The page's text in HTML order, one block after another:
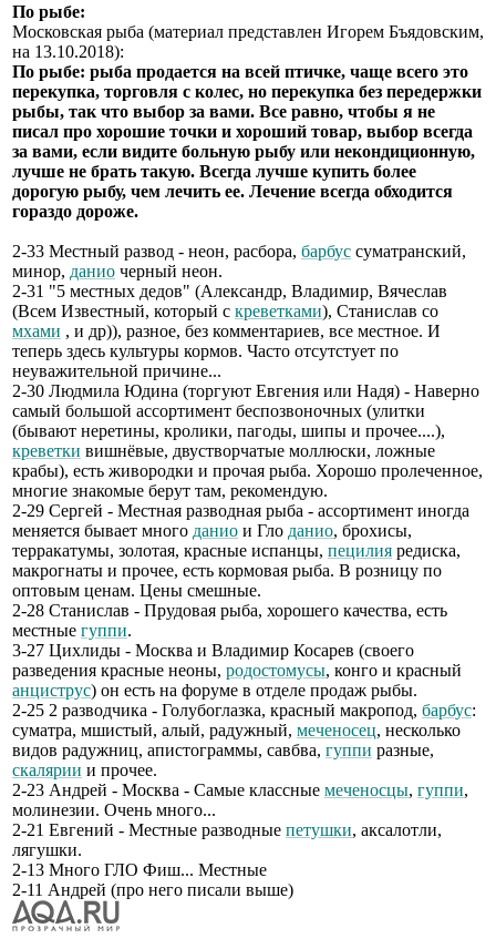
По рыбе:
Московская рыба (материал представлен Игорем Бъядовским,
на 13.10.2018):
По рыбе: рыба продается на всей птичке, чаще всего это
перекупка, торговля с колес, но перекупка без передержки
рыбы, так что выбор за вами. Все равно, чтобы я не
писал про хорошие точки и хороший товар, выбор всегда
за вами, если видите больную рыбу или некондиционную,
лучше не брать такую. Всегда лучше купить более
дорогую рыбу, чем лечить ее. Лечение всегда обходится
гораздо дороже.
2-33 Местный развод - неон, расбора, барбус суматранский,
минор, данио черный неон.
2-31 "5 местных дедов" (Александр, Владимир, Вячеслав
(Всем Известный, который с креветками), Станислав со
мхами , и др)), разное, без комментариев, все местное. И
теперь здесь культуры кормов. Часто отсутстует по
неуважительной причине...
2-30 Людмила Юдина (торгуют Евгения или Надя) - Наверно
самый большой ассортимент беспозвоночных (улитки
(бывают неретины, кролики, пагоды, шипы и прочее....),
креветки вишнёвые, двустворчатые моллюски, ложные
крабы), есть живородки и прочая рыба. Хорошо пролеченное,
многие знакомые берут там, рекомендую.
2-29 Сергей - Местная разводная рыба - ассортимент иногда
меняется бывает много данио и Гло данио, брохисы,
терракатумы, золотая, красные испанцы, пецилия редиска,
макрогнаты и прочее, есть кормовая рыба. В розницу по
оптовым ценам. Цены смешные.
2-28 Станислав - Прудовая рыба, хорошего качества, есть
местные гуппи.
3-27 Цихлиды - Москва и Владимир Косарев (своего
разведения красные неоны, родостомусы, конго и красный
анциструс) он есть на форуме в отделе продаж рыбы.
2-25 2 разводчика - Голубоглазка, красный макропод, барбус:
суматра, мшистый, алый, радужный, меченосец, несколько
видов радужниц, апистограммы, савбва, гуппи разные,
скалярии и прочее.
2-23 Андрей - Москва - Самые классные меченосцы, гуппи,
молинезии. Очень много...
2-21 Евгений - Местные разводные петушки, аксалотли,
лягушки.
2-13 Много ГЛО Фиш... Местные
2-11 Андрей (про него писали выше)